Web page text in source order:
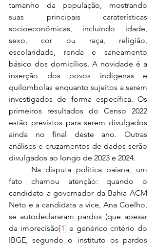
tamanho da população, mostrando
suas principais caraterísticas
socioeconômicas, incluindo idade,
sexo, cor ou raça, religião,
escolaridade, renda e saneamento
básico dos domicílios. A novidade é a
inserção dos povos indígenas e
quilombolas enquanto sujeitos a serem
investigados de forma específica. Os
primeiros resultados do Censo 2022
estão previstos para serem divulgados
ainda no final deste ano. Outras
análises e cruzamentos de dados serão
divulgados ao longo de 2023 e 2024.
fato chamou atenção: quando o
candidato a governador da Bahia ACM
Neto e a candidata a vice, Ana Coelho,
se autodeclararam pardos (que apesar
da imprecisão[1] e genérico critério do
IBGE, segundo o instituto os pardos